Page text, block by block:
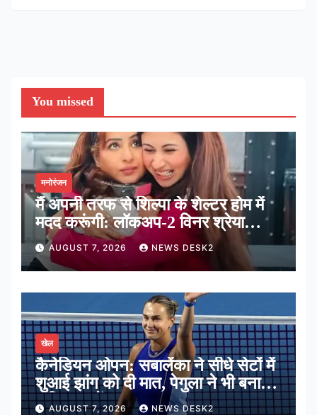
You missed
मनोरंजन
मैं अपनी तरफ से शिल्पा के शेल्टर होम में
मदद करूंगी: लॉकअप-2 विनर श्रेया
कालरा
AUGUST 7, 2026 NEWS DESK2
खेल
कैनेडियन ओपन: सबालेंका ने सीधे सेटों में
शुआई झांग को दी मात, पेगुला ने भी बनाई
अंतिम 16 में जगह
AUGUST 7, 2026 NEWS DESK2